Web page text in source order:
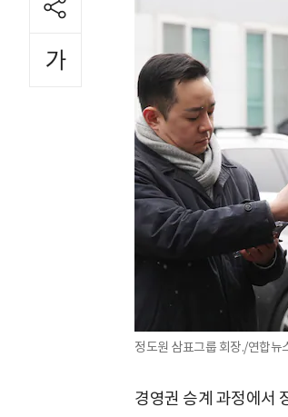
정도원 삼표그룹 회장./연합뉴
경영권 승계 과정에서